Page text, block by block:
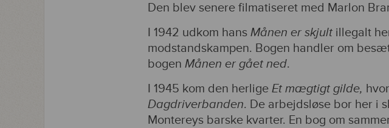
Den blev senere filmatiseret med Marlon
I 1942 udkom hans Månen er skjult illegalt
modstandskampen. Bogen handler om
bogen Månen er gået ned.
I 1945 kom den herlige Et mægtigt gilde,
Dagdriverbanden. De arbejdsløse bor her i
Montereys barske kvarter. En bog om